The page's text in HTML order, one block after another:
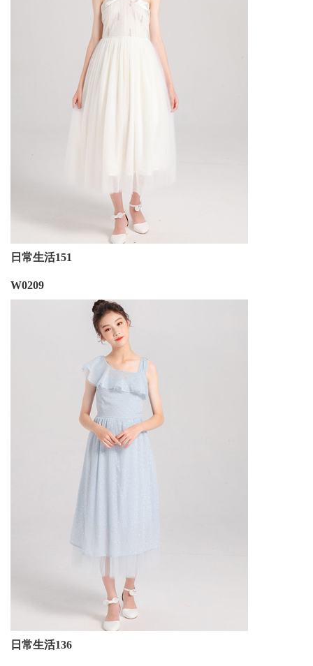
日常生活151
W0209
日常生活136